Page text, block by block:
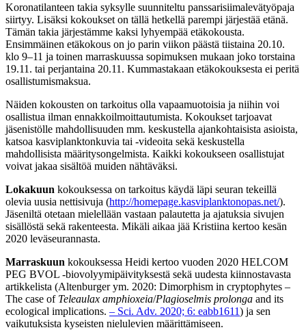
Koronatilanteen takia syksylle suunniteltu panssarisiimalevätyöpaja
siirtyy. Lisäksi kokoukset on tällä hetkellä parempi järjestää etänä.
Tämän takia järjestämme kaksi lyhyempää etäkokousta.
Ensimmäinen etäkokous on jo parin viikon päästä tiistaina 20.10.
klo 9–11 ja toinen marraskuussa sopimuksen mukaan joko torstaina
19.11. tai perjantaina 20.11. Kummastakaan etäkokouksesta ei peritä
osallistumismaksua.
Näiden kokousten on tarkoitus olla vapaamuotoisia ja niihin voi
osallistua ilman ennakkoilmoittautumista. Kokoukset tarjoavat
jäsenistölle mahdollisuuden mm. keskustella ajankohtaisista asioista,
katsoa kasviplanktonkuvia tai -videoita sekä keskustella
mahdollisista määritysongelmista. Kaikki kokoukseen osallistujat
voivat jakaa sisältöä muiden nähtäväksi.
Lokakuun kokouksessa on tarkoitus käydä läpi seuran tekeillä
olevia uusia nettisivuja (http://homepage.kasviplanktonopas.net/).
Jäseniltä otetaan mielellään vastaan palautetta ja ajatuksia sivujen
sisällöstä sekä rakenteesta. Mikäli aikaa jää Kristiina kertoo kesän
2020 leväseurannasta.
Marraskuun kokouksessa Heidi kertoo vuoden 2020 HELCOM
PEG BVOL -biovolyymipäivityksestä sekä uudesta kiinnostavasta
artikkelista (Altenburger ym. 2020: Dimorphism in cryptophytes –
The case of Teleaulax amphioxeia/Plagioselmis prolonga and its
ecological implications. – Sci. Adv. 2020; 6: eabb1611) ja sen
vaikutuksista kyseisten nielulevien määrittämiseen.